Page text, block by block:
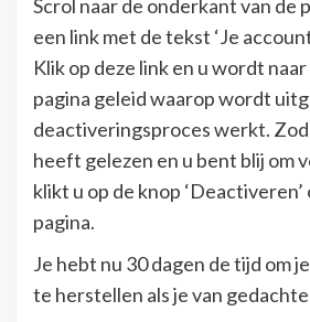
Scrol naar de onderkant van de
een link met de tekst ‘Je
Klik op deze link en u wordt
pagina geleid waarop wordt
deactiveringsproces werkt.
heeft gelezen en u bent blij om
klikt u op de knop ‘Deactiveren’
pagina.
Je hebt nu 30 dagen de tijd om
te herstellen als je van